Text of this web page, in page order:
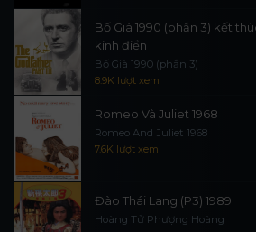
Bố Già 1990 (phần 3) kết
kinh điển
Bố Già 1990 (phần 3)
8.9K lượt xem
Romeo Và Juliet 1968
Romeo And Juliet 1968
7.6K lượt xem
Đào Thái Lang (P3) 1989
Hoàng Tử Phượng Hoàng